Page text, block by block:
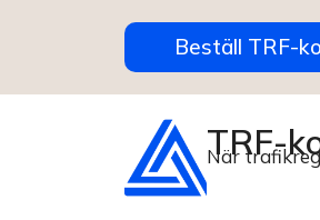
Beställ TRF-
TRF-
När